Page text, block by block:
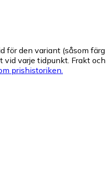
för den variant (såsom färg
vid varje tidpunkt. Frakt och
prishistoriken.